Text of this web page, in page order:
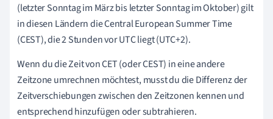
(letzter Sonntag im März bis letzter Sonntag im Oktober) gilt
in diesen Ländern die Central European Summer Time
(CEST), die 2 Stunden vor UTC liegt (UTC+2).
Wenn du die Zeit von CET (oder CEST) in eine andere
Zeitzone umrechnen möchtest, musst du die Differenz der
Zeitverschiebungen zwischen den Zeitzonen kennen und
entsprechend hinzufügen oder subtrahieren.